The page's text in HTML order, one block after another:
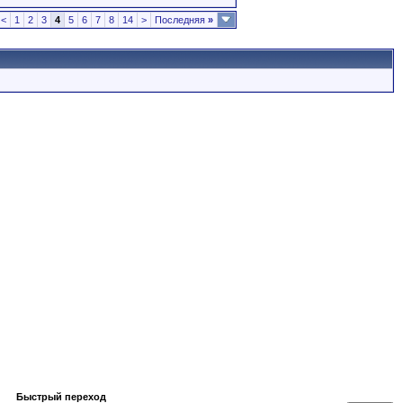
< 1 2 3 4 5 6 7 8 14 > Последняя »
Быстрый переход